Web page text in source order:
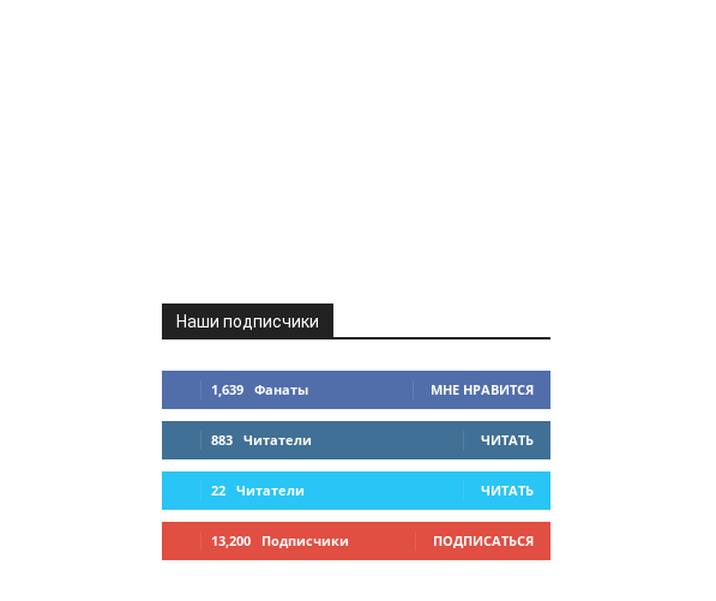
Наши подписчики
1,639 Фанаты МНЕ НРАВИТСЯ
883 Читатели ЧИТАТЬ
22 Читатели ЧИТАТЬ
13,200 Подписчики ПОДПИСАТЬСЯ